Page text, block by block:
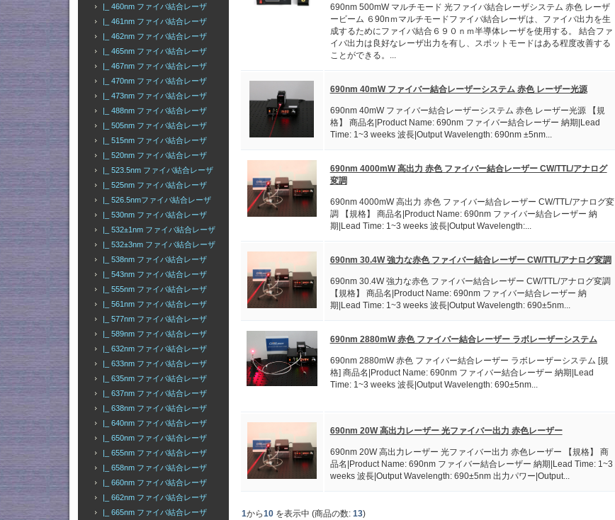
|_ 460nm ファイバ結合レーザ
|_ 461nm ファイバ結合レーザ
|_ 462nm ファイバ結合レーザ
|_ 465nm ファイバ結合レーザ
|_ 467nm ファイバ結合レーザ
|_ 470nm ファイバ結合レーザ
|_ 473nm ファイバ結合レーザ
|_ 488nm ファイバ結合レーザ
|_ 505nm ファイバ結合レーザ
|_ 515nm ファイバ結合レーザ
|_ 520nm ファイバ結合レーザ
|_ 523.5nm ファイバ結合レーザ
|_ 525nm ファイバ結合レーザ
|_ 526.5nmファイバ結合レーザ
|_ 530nm ファイバ結合レーザ
|_ 532±1nm ファイバ結合レーザ
|_ 532±3nm ファイバ結合レーザ
|_ 538nm ファイバ結合レーザ
|_ 543nm ファイバ結合レーザ
|_ 555nm ファイバ結合レーザ
|_ 561nm ファイバ結合レーザ
|_ 577nm ファイバ結合レーザ
|_ 589nm ファイバ結合レーザ
|_ 632nm ファイバ結合レーザ
|_ 633nm ファイバ結合レーザ
|_ 635nm ファイバ結合レーザ
|_ 637nm ファイバ結合レーザ
|_ 638nm ファイバ結合レーザ
|_ 640nm ファイバ結合レーザ
|_ 650nm ファイバ結合レーザ
|_ 655nm ファイバ結合レーザ
|_ 658nm ファイバ結合レーザ
|_ 660nm ファイバ結合レーザ
|_ 662nm ファイバ結合レーザ
|_ 665nm ファイバ結合レーザ
690nm 500mW マルチモード 光ファイバ結合レーザシステム 赤色 レーザ
ービーム ６90nｍマルチモードファイバ結合レーザは、ファイバ出力を生
成するためにファイバ結合６９０ｎｍ半導体レーザを使用する。 結合ファ
イバ出力は良好なレーザ出力を有し、スポットモードはある程度改善する
ことができる。...
690nm 40mW ファイバー結合レーザーシステム 赤色 レーザー光源
690nm 40mW ファイバー結合レーザーシステム 赤色 レーザー光源 【規
格】 商品名|Product Name: 690nm ファイバー結合レーザー 納期|Lead
Time: 1~3 weeks 波長|Output Wavelength: 690nm ±5nm...
690nm 4000mW 高出力 赤色 ファイバー結合レーザー CW/TTL/アナログ
変調
690nm 4000mW 高出力 赤色 ファイバー結合レーザー CW/TTL/アナログ変
調 【規格】 商品名|Product Name: 690nm ファイバー結合レーザー 納
期|Lead Time: 1~3 weeks 波長|Output Wavelength:...
690nm 30.4W 強力な赤色 ファイバー結合レーザー CW/TTL/アナログ変調
690nm 30.4W 強力な赤色 ファイバー結合レーザー CW/TTL/アナログ変調
【規格】 商品名|Product Name: 690nm ファイバー結合レーザー 納
期|Lead Time: 1~3 weeks 波長|Output Wavelength: 690±5nm...
690nm 2880mW 赤色 ファイバー結合レーザー ラボレーザーシステム
690nm 2880mW 赤色 ファイバー結合レーザー ラボレーザーシステム [規
格] 商品名|Product Name: 690nm ファイバー結合レーザー 納期|Lead
Time: 1~3 weeks 波長|Output Wavelength: 690±5nm...
690nm 20W 高出力レーザー 光ファイバー出力 赤色レーザー
690nm 20W 高出力レーザー 光ファイバー出力 赤色レーザー 【規格】 商
品名|Product Name: 690nm ファイバー結合レーザー 納期|Lead Time: 1~3
weeks 波長|Output Wavelength: 690±5nm 出力パワー|Output...
1から10を表示中 (商品の数: 13)